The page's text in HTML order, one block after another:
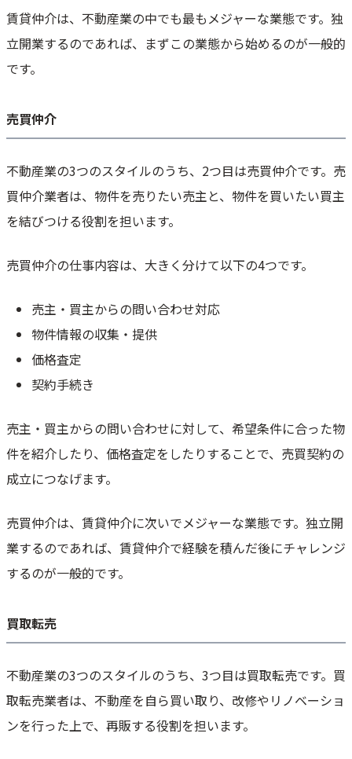
仲介以外の不動産フランチャイズ3選
注文住宅の相談窓口
賃貸仲介は、不動産業の中でも最もメジャーな業態です。独
立開業するのであれば、まずこの業態から始めるのが一般的
です。
売買仲介
不動産業の3つのスタイルのうち、2つ目は売買仲介です。売
買仲介業者は、物件を売りたい売主と、物件を買いたい買主
を結びつける役割を担います。
売買仲介の仕事内容は、大きく分けて以下の4つです。
売主・買主からの問い合わせ対応
物件情報の収集・提供
価格査定
契約手続き
売主・買主からの問い合わせに対して、希望条件に合った物
件を紹介したり、価格査定をしたりすることで、売買契約の
成立につなげます。
売買仲介は、賃貸仲介に次いでメジャーな業態です。独立開
業するのであれば、賃貸仲介で経験を積んだ後にチャレンジ
するのが一般的です。
買取転売
不動産業の3つのスタイルのうち、3つ目は買取転売です。買
取転売業者は、不動産を自ら買い取り、改修やリノベーショ
ンを行った上で、再販する役割を担います。